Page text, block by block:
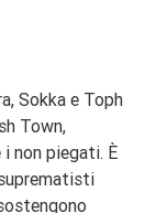
Sokka e Toph
Town,
non piegati. È